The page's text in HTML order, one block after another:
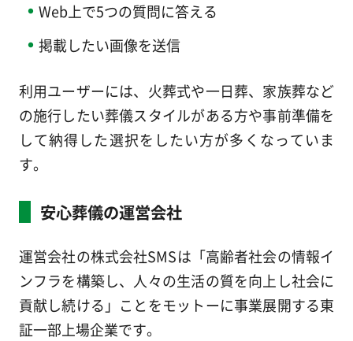
Web上で5つの質問に答える
掲載したい画像を送信
利用ユーザーには、火葬式や一日葬、家族葬など
の施行したい葬儀スタイルがある方や事前準備を
して納得した選択をしたい方が多くなっていま
す。
安心葬儀の運営会社
運営会社の株式会社SMSは「高齢者社会の情報イ
ンフラを構築し、人々の生活の質を向上し社会に
貢献し続ける」ことをモットーに事業展開する東
証一部上場企業です。